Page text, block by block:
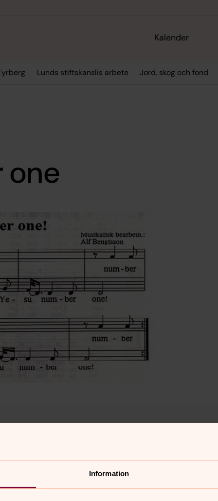
Information
Kalender
Lunds stiftskanslis arbete Jord, skog och fond
one